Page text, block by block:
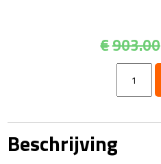
€903.00
plunjerpomp
-
-
Beschrijving